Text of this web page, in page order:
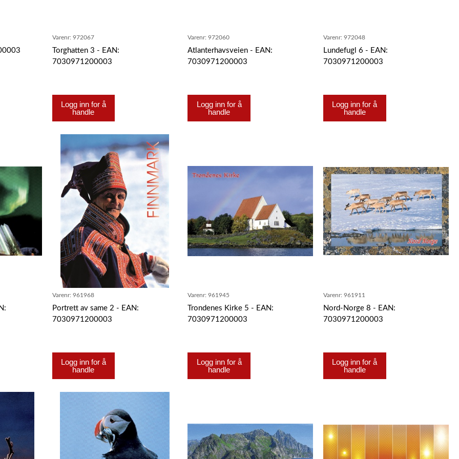
Varenr: 972067
Torghatten 3 - EAN:
7030971200003
Logg inn for å
handle
Varenr: 972060
Atlanterhavsveien - EAN:
7030971200003
Logg inn for å
handle
Varenr: 972048
Lundefugl 6 - EAN:
7030971200003
Logg inn for å
handle
Varenr: 961968
Portrett av same 2 - EAN:
7030971200003
Logg inn for å
handle
Varenr: 961945
Trondenes Kirke 5 - EAN:
7030971200003
Logg inn for å
handle
Varenr: 961911
Nord-Norge 8 - EAN:
7030971200003
Logg inn for å
handle